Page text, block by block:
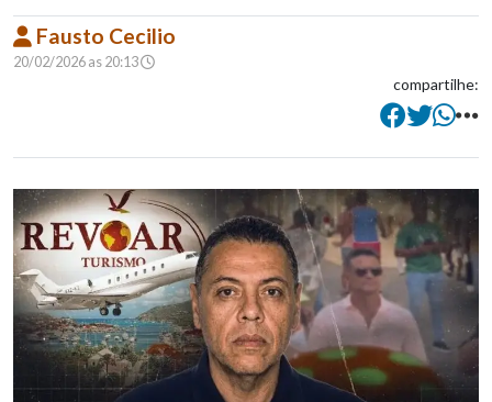
Fausto Cecilio
20/02/2026 as 20:13
compartilhe: